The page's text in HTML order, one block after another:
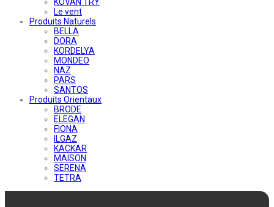
Le vent
Produits Naturels
BELLA
DORA
KORDELYA
MONDEO
NAZ
PARS
SANTOS
Produits Orientaux
BRODE
ELEGAN
FIONA
ILGAZ
KACKAR
MAISON
SERENA
TETRA